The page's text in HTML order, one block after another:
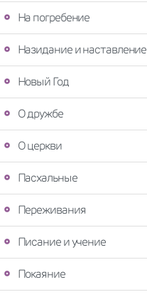
На погребение
Назидание и наставление
Новый Год
О дружбе
О церкви
Пасхальные
Переживания
Писание и учение
Покаяние